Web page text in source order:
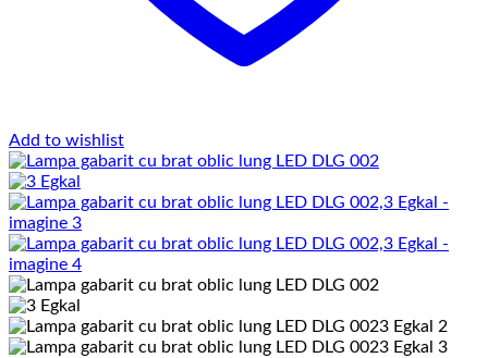
Add to wishlist